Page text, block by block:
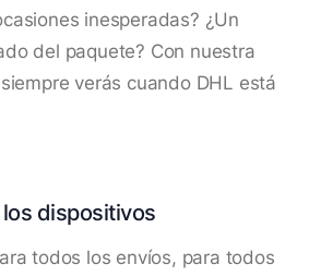
inesperadas? ¿Un
del paquete? Con nuestra
verás cuando DHL está
dispositivos
todos los envíos, para todos